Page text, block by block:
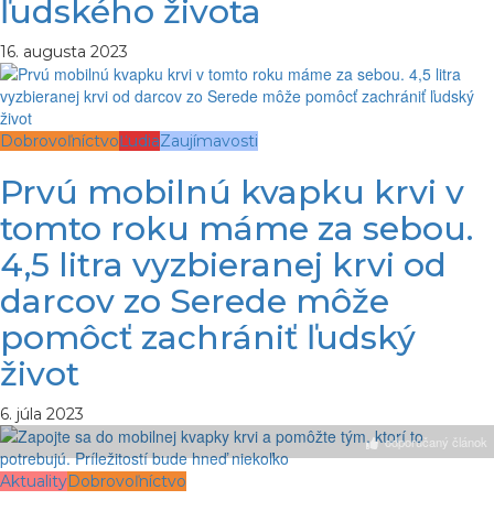
ľudského života
16. augusta 2023
DobrovoľníctvoĽudiaZaujímavosti
Prvú mobilnú kvapku krvi v
tomto roku máme za sebou.
4,5 litra vyzbieranej krvi od
darcov zo Serede môže
pomôcť zachrániť ľudský
život
6. júla 2023
odporúčaný článok
AktualityDobrovoľníctvo